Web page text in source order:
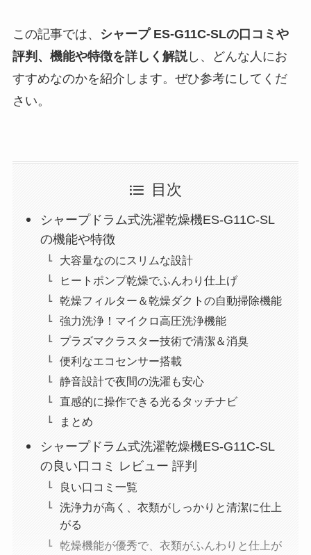
この記事では、
シャープ ES-G11C-SLの口コミや
評判、機能や特徴を詳しく解説し、どんな人にお
すすめなのかを紹介します。ぜひ参考にしてくだ
さい。
目次
シャープドラム式洗濯乾燥機ES-G11C-SL
の機能や特徴
大容量なのにスリムな設計
ヒートポンプ乾燥でふんわり仕上げ
乾燥フィルター＆乾燥ダクトの自動掃除機能
強力洗浄！マイクロ高圧洗浄機能
プラズマクラスター技術で清潔＆消臭
便利なエコセンサー搭載
静音設計で夜間の洗濯も安心
直感的に操作できる光るタッチナビ
まとめ
シャープドラム式洗濯乾燥機ES-G11C-SL
の良い口コミ レビュー 評判
良い口コミ一覧
洗浄力が高く、衣類がしっかりと清潔に仕上
がる
乾燥機能が優秀で、衣類がふんわりと仕上が